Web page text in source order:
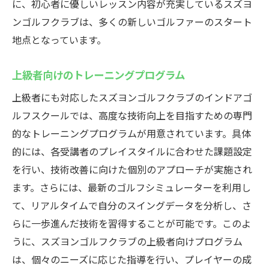
に、初心者に優しいレッスン内容が充実しているスズヨ
ンゴルフクラブは、多くの新しいゴルファーのスタート
地点となっています。
上級者向けのトレーニングプログラム
上級者にも対応したスズヨンゴルフクラブのインドアゴ
ルフスクールでは、高度な技術向上を目指すための専門
的なトレーニングプログラムが用意されています。具体
的には、各受講者のプレイスタイルに合わせた課題設定
を行い、技術改善に向けた個別のアプローチが実施され
ます。さらには、最新のゴルフシミュレーターを利用し
て、リアルタイムで自分のスイングデータを分析し、さ
らに一歩進んだ技術を習得することが可能です。このよ
うに、スズヨンゴルフクラブの上級者向けプログラム
は、個々のニーズに応じた指導を行い、プレイヤーの成